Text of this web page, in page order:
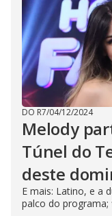
DO R7/04/12/2024
Melody
Túnel do
deste
E mais: Latino, e a
palco do